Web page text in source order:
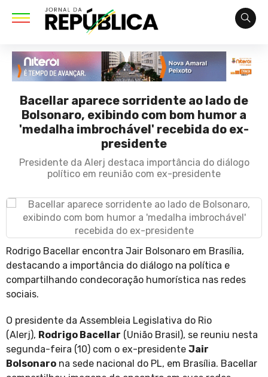
Bacellar aparece sorridente ao lado de
Bolsonaro, exibindo com bom humor a
'medalha imbrochável' recebida do ex-
presidente
Presidente da Alerj destaca importância do diálogo
político em reunião com ex-presidente
Rodrigo Bacellar encontra Jair Bolsonaro em Brasília,
destacando a importância do diálogo na política e
compartilhando condecoração humorística nas redes
sociais.
O presidente da Assembleia Legislativa do Rio
(Alerj), Rodrigo Bacellar (União Brasil), se reuniu nesta
segunda-feira (10) com o ex-presidente Jair
Bolsonaro na sede nacional do PL, em Brasília. Bacellar